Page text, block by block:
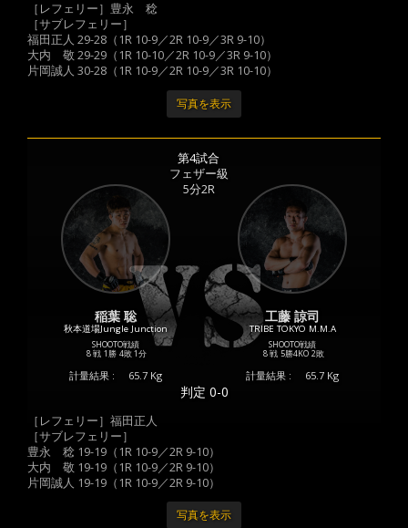
［レフェリー］豊永 稔
［サブレフェリー］
福田正人 29-28（1R 10-9／2R 10-9／3R 9-10）
大内 敬 29-29（1R 10-10／2R 10-9／3R 9-10）
片岡誠人 30-28（1R 10-9／2R 10-9／3R 10-10）
写真を表示
第4試合
フェザー級
5分2R
稲葉 聡
秋本道場Jungle Junction
SHOOTO戦績
8 戦 1勝 4敗 1分
計量結果 : 65.7 Kg
工藤 諒司
TRIBE TOKYO M.M.A
SHOOTO戦績
8 戦 5勝4KO 2敗
計量結果 : 65.7 Kg
判定 0-0
［レフェリー］福田正人
［サブレフェリー］
豊永 稔 19-19（1R 10-9／2R 9-10）
大内 敬 19-19（1R 10-9／2R 9-10）
片岡誠人 19-19（1R 10-9／2R 9-10）
写真を表示